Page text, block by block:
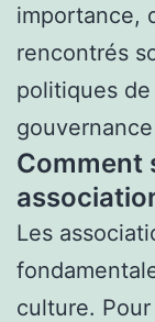
importance,
rencontrés
politiques
gouvernance
Comment
Les
culture.